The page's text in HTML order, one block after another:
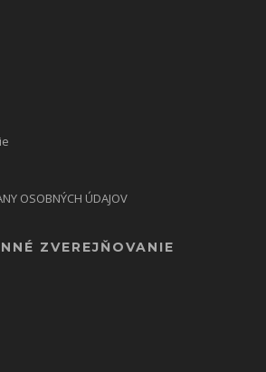
OSOBNÝCH ÚDAJOV
ZVEREJŇOVANIE